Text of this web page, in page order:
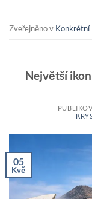
Zveřejněno v Konkrétní
Největší
05
Kvě